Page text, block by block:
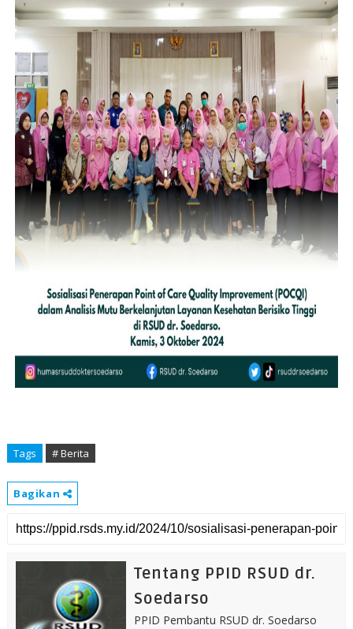
Tags # Berita
Bagikan
Tentang PPID RSUD dr.
Soedarso
PPID Pembantu RSUD dr. Soedarso